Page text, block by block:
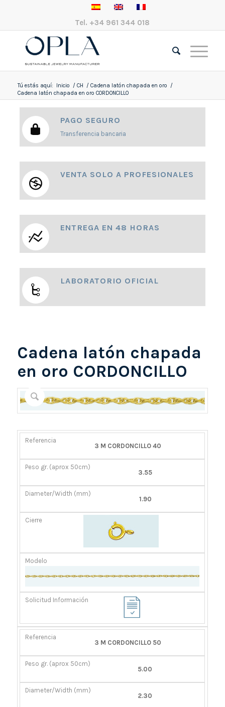
Tel. +34 961 344 018
Tú estás aquí: Inicio / CH / Cadena latón chapada en oro
/
Cadena latón chapada en oro CORDONCILLO
PAGO SEGURO
Transferencia bancaria
VENTA SOLO A PROFESIONALES
ENTREGA EN 48 HORAS
LABORATORIO OFICIAL
Cadena latón chapada
en oro CORDONCILLO
REFERENCIA
PESO
(APROX
DIÁMETRO/ANCHO
3 M CORDONCILLO 40
3.55
1.90
3 M CORDONCILLO 50
5.00
2.30